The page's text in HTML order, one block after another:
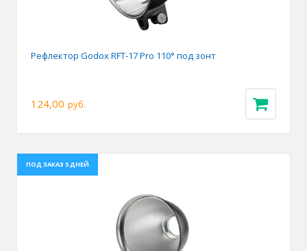
Рефлектор Godox RFT-17 Pro 110° под зонт
124,00 руб.
ПОД ЗАКАЗ 5 ДНЕЙ